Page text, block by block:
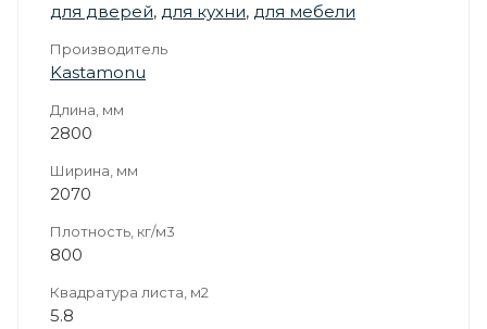
для дверей, для кухни, для мебели
Производитель
Kastamonu
Длина, мм
2800
Ширина, мм
2070
Плотность, кг/м3
800
Квадратура листа, м2
5.8